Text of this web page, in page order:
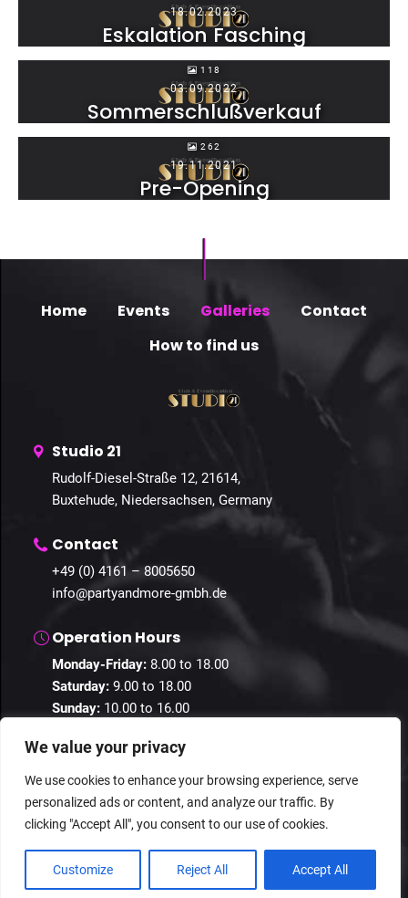
We value your privacy
We use cookies to enhance your browsing experience, serve
personalized ads or content, and analyze our traffic. By
clicking "Accept All", you consent to our use of cookies.
Customize Reject All Accept All
18.02.2023
Eskalation Fasching
118
03.09.2022
Sommerschlußverkauf
262
19.11.2021
Pre-Opening
Home Events Galleries
Contact
How to find us
Studio 21
Rudolf-Diesel-Straße 12, 21614,
Buxtehude, Niedersachsen, Germany
Contact
+49 (0) 4161 – 8005650
info@partyandmore-gmbh.de
Operation Hours
Monday-Friday: 8.00 to 18.00
Saturday: 9.00 to 18.00
Sunday: 10.00 to 16.00
© 2024 Guestastic. All Rights Reserved.
Privacy Policy Terms and Conditions